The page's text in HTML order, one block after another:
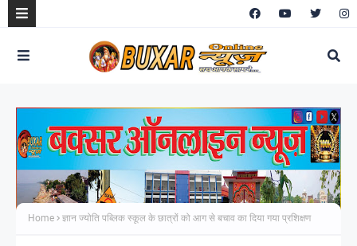
Home ज्ञान ज्योति पब्लिक स्कूल के छात्रों को आग से बचाव का दिया गया प्रशिक्षण